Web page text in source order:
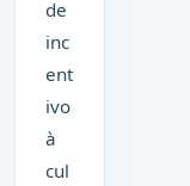
de
inc
ent
ivo
à
cul